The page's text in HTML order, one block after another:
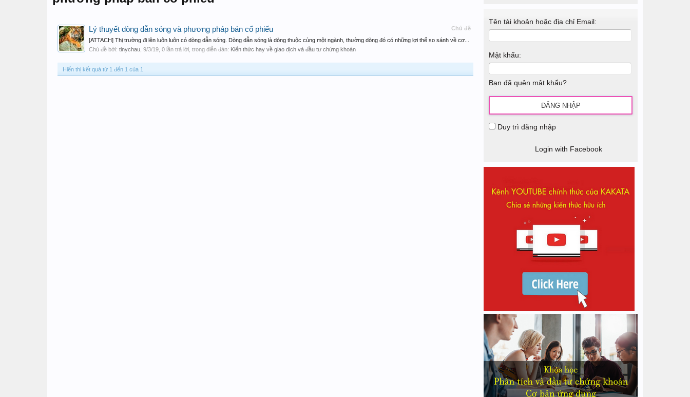
Chủ đề
Lý thuyết dòng dẫn sóng và phương pháp bán cổ phiếu
[ATTACH] Thị trường đi lên luôn luôn có dòng dẫn sóng. Dòng dẫn sóng là dòng thuộc cùng một ngành, thường dòng đó có những lợi thế so sánh về cơ...
Chủ đề bởi: tinychau 9/3/19 , 0 lần trả lời, trong diễn đàn: Kiến thức hay về giao dịch và đầu tư chứng khoán
Hiển thị kết quả từ 1 đến 1 của 1
Tên tài khoản hoặc địa chỉ Email:
Mật khẩu:
Bạn đã quên mật khẩu?
Duy trì đăng nhập
Login with Facebook